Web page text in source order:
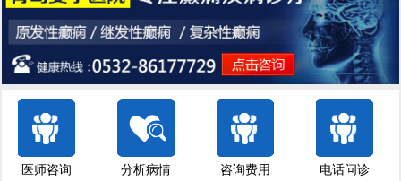
医师咨询 分析病情 咨询费用 电话问诊